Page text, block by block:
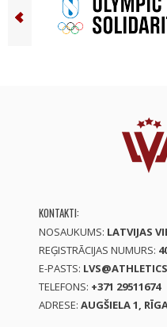
KONTAKTI:
NOSAUKUMS: LATVIJAS
REĢISTRĀCIJAS NUMURS:
E-PASTS:
TELEFONS: +371 29511674
ADRESE: AUGŠIELA 1,